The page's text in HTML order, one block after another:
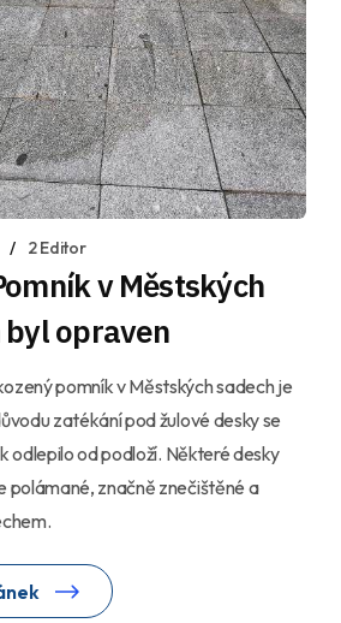
2 Editor
v Městských
byl opraven
pomník v Městských sadech je
zatékání pod žulové desky se
odlepilo od podloží. Některé desky
polámané, značně znečištěné a